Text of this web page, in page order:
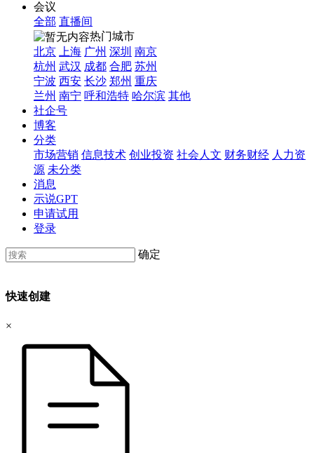
会议
全部 直播间
热门城市
北京
上海 广州 深圳 南京
杭州 武汉 成都 合肥 苏州
宁波 西安 长沙 郑州 重庆
兰州 南宁 呼和浩特 哈尔滨 其他
社企号
博客
分类
市场营销 信息技术 创业投资 社会人文 财务财经 人力资
源 未分类
消息
示说GPT
申请试用
登录
确定
快速创建
×